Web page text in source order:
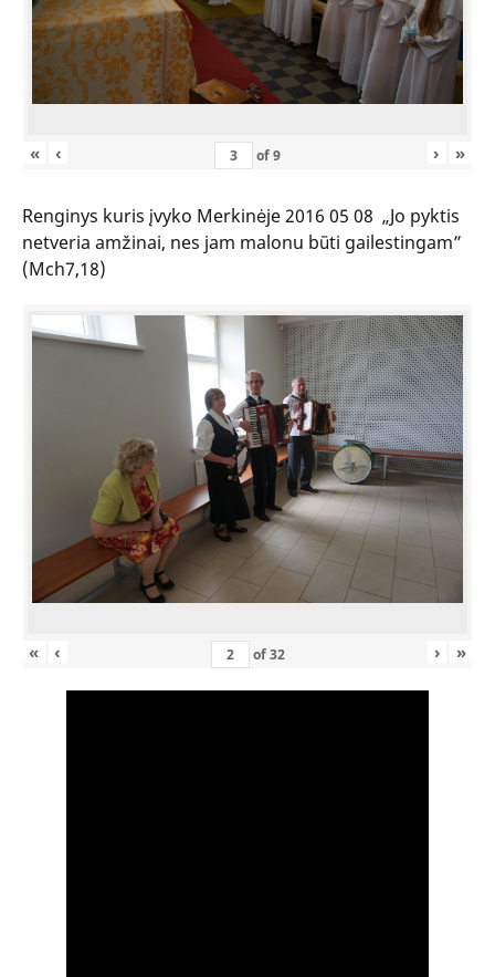
« ‹ of9 › »
Renginys kuris įvyko Merkinėje 2016 05 08 „Jo pyktis
netveria amžinai, nes jam malonu būti gailestingam”
(Mch7,18)
« ‹ of32 › »